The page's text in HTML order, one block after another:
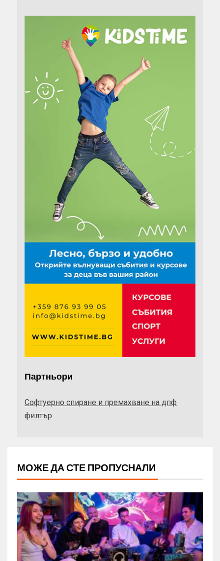
Партньори
Софтуерно спиране и премахване на дпф
филтър
МОЖЕ ДА СТЕ ПРОПУСНАЛИ